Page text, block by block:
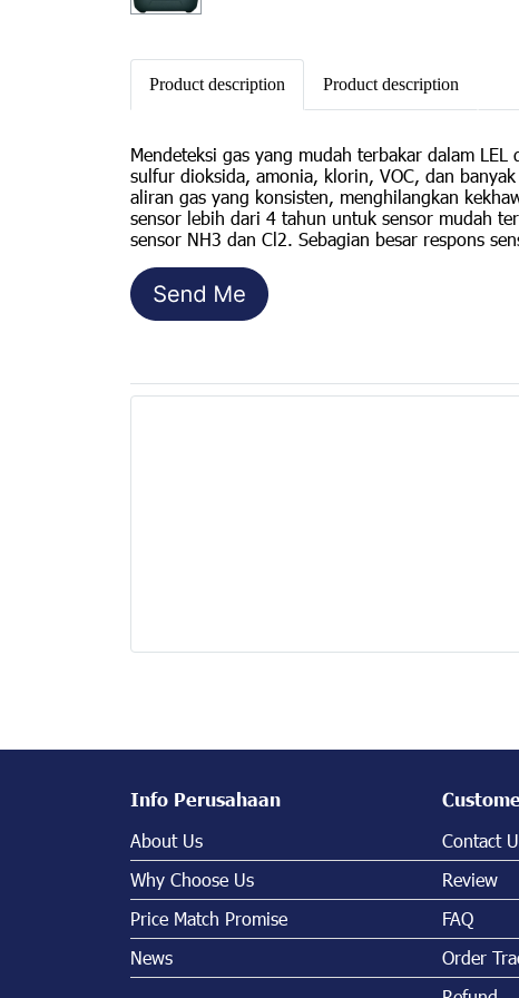
Product description Product description
Mendeteksi gas yang mudah terbakar dalam
sulfur dioksida, amonia, klorin, VOC, dan
aliran gas yang konsisten, menghilangkan
sensor lebih dari 4 tahun untuk sensor mudah
sensor NH3 dan Cl2. Sebagian besar respons
Info Perusahaan
About Us
Why Choose Us
Price Match Promise
News
Contact
Review
FAQ
Order